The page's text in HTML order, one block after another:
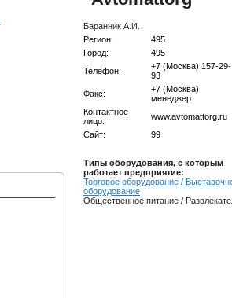
Баранник А.И.
Регион:
495
Город:
495
Телефон:
+7 (Москва) 157-29-
93
Факс:
+7 (Москва)
менеджер
Контактное
лицо:
www.avtomattorg.ru
Сайт:
99
Типы оборудования, с которым
работает предприятие:
Торговое оборудование /
оборудование
Общественное питание /